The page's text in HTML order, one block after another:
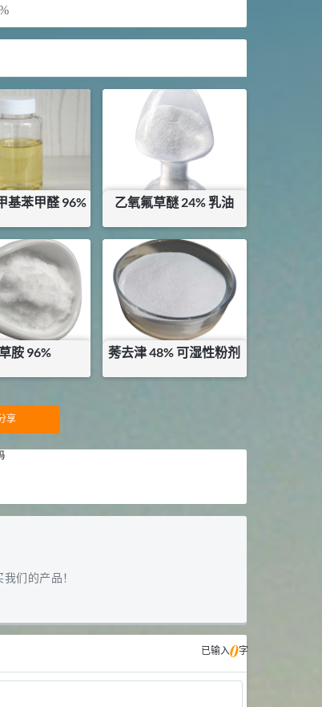
基苯甲醛 96%
¥96
乙氧氟草醚 24% 乳油
¥66
胺 96%
：26KG
莠去津 48% 可湿性粉剂
享
们的产品！
已输入0字